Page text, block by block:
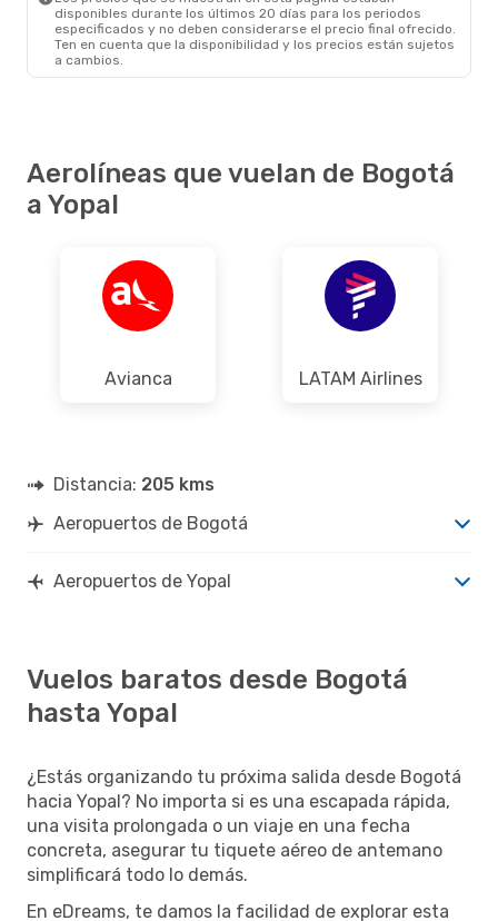
disponibles durante los últimos 20 días para los periodos
especificados y no deben considerarse el precio final ofrecido.
Ten en cuenta que la disponibilidad y los precios están sujetos
a cambios.
Aerolíneas que vuelan de Bogotá
a Yopal
Avianca LATAM Airlines
Distancia: 205 kms
Aeropuertos de Bogotá
Aeropuertos de Yopal
Vuelos baratos desde Bogotá
hasta Yopal
¿Estás organizando tu próxima salida desde Bogotá
hacia Yopal? No importa si es una escapada rápida,
una visita prolongada o un viaje en una fecha
concreta, asegurar tu tiquete aéreo de antemano
simplificará todo lo demás.
En eDreams, te damos la facilidad de explorar esta